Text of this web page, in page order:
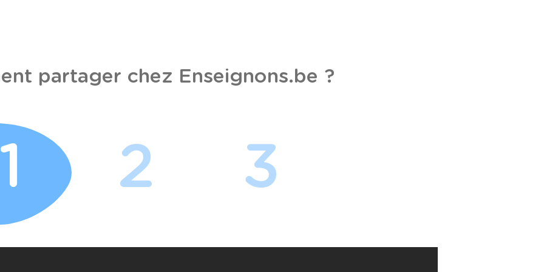
partager chez Enseignons.be ?
1 2 3